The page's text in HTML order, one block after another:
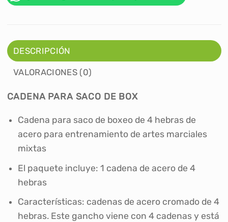
DESCRIPCIÓN
VALORACIONES (0)
CADENA PARA SACO DE BOX
Cadena para saco de boxeo de 4 hebras de
acero para entrenamiento de artes marciales
mixtas
El paquete incluye: 1 cadena de acero de 4
hebras
Características: cadenas de acero cromado de 4
hebras. Este gancho viene con 4 cadenas y está